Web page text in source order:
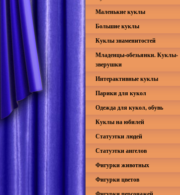
Маленькие куклы
Большие куклы
Куклы знаменитостей
Младенцы-обезьянки. Куклы-
зверушки
Интерактивные куклы
Парики для кукол
Одежда для кукол, обувь
Куклы на юбилей
Статуэтки людей
Статуэтки ангелов
Фигурки животных
Фигурки цветов